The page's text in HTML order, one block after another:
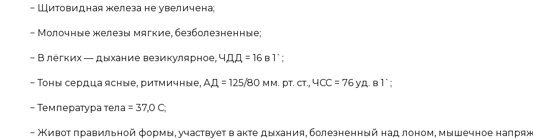
− Щитовидная железа не увеличена;
− Молочные железы мягкие, безболезненные;
− В лёгких — дыхание везикулярное, ЧДД = 16 в 1`;
− Тоны сердца ясные, ритмичные, АД = 125/80 мм. рт. ст., ЧСС = 76 уд. в 1`;
− Температура тела = 37,0 C;
− Живот правильной формы, участвует в акте дыхания, болезненный над лоном, мышечное